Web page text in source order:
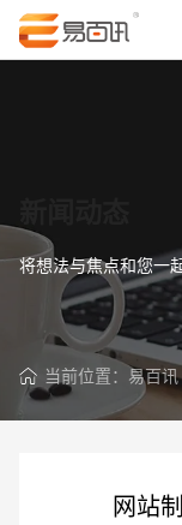
将想法与焦点和您一
当前位置： 易百讯
网站